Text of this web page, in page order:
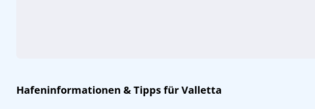
Hafeninformationen & Tipps für Valletta